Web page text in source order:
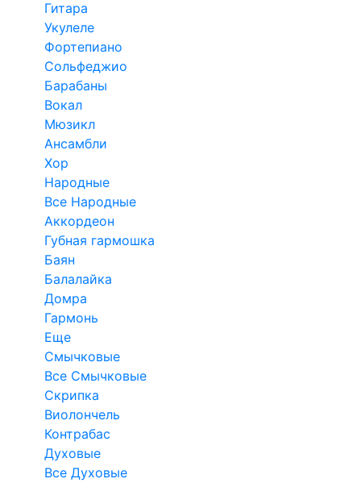
Гитара
Укулеле
Фортепиано
Сольфеджио
Барабаны
Вокал
Мюзикл
Ансамбли
Хор
Народные
Все Народные
Аккордеон
Губная гармошка
Баян
Балалайка
Домра
Гармонь
Еще
Смычковые
Все Смычковые
Скрипка
Виолончель
Контрабас
Духовые
Все Духовые